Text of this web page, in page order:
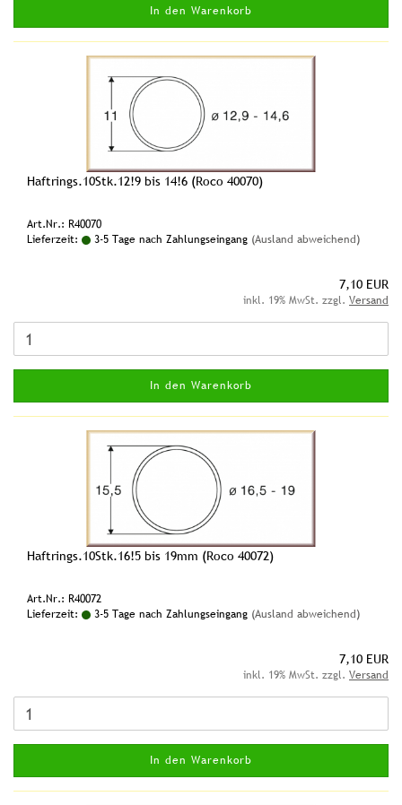
In den Warenkorb
Haftrings.10Stk.12!9 bis 14!6 (Roco 40070)
Art.Nr.: R40070
Lieferzeit:
3-5 Tage nach Zahlungseingang (Ausland abweichend)
7,10 EUR
inkl. 19% MwSt. zzgl. Versand
In den Warenkorb
Haftrings.10Stk.16!5 bis 19mm (Roco 40072)
Art.Nr.: R40072
Lieferzeit:
3-5 Tage nach Zahlungseingang (Ausland abweichend)
7,10 EUR
inkl. 19% MwSt. zzgl. Versand
In den Warenkorb